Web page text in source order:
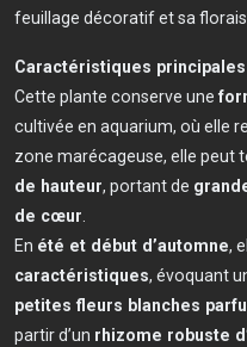
feuillage décoratif et sa
Caractéristiques principales
Cette plante conserve une
cultivée en aquarium, où elle
zone marécageuse, elle peut
de hauteur, portant de
de cœur.
En été et début d’automne,
caractéristiques, évoquant
petites fleurs blanches
partir d’un rhizome robuste